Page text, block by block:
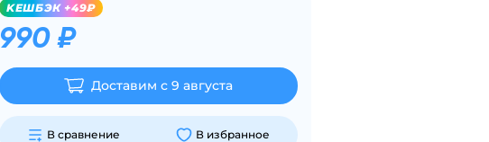
KЕШБЭК +49₽
990 ₽
Доставим с 9 августа
В сравнение В избранное